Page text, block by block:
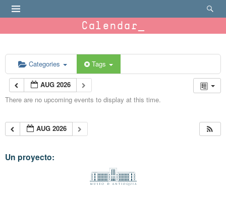
Calendar
Categories Tags
AUG 2026
There are no upcoming events to display at this time.
AUG 2026
Un proyecto: